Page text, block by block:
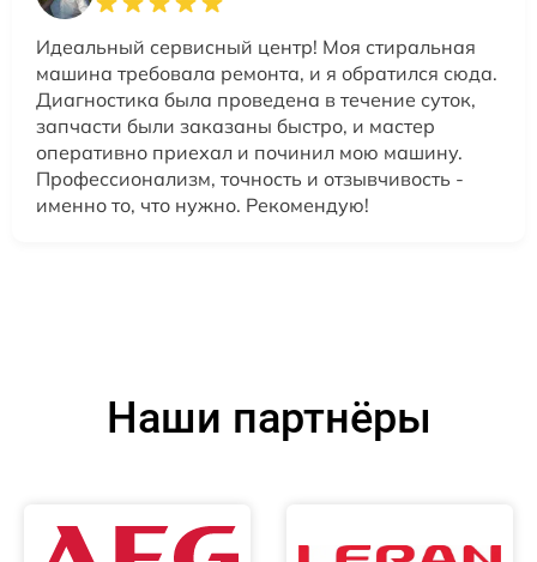
Идеальный сервисный центр! Моя стиральная
машина требовала ремонта, и я обратился сюда.
Диагностика была проведена в течение суток,
запчасти были заказаны быстро, и мастер
оперативно приехал и починил мою машину.
Профессионализм, точность и отзывчивость -
именно то, что нужно. Рекомендую!
Наши партнёры